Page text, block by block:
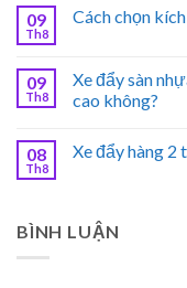
09
Th8
Cách chọn
09
Th8
Xe đẩy sàn
cao không?
08
Th8
Xe đẩy hàng 2
BÌNH LUẬN